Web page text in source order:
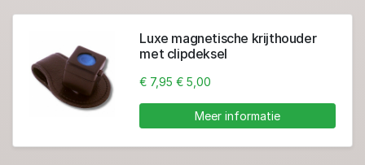
Luxe magnetische krijthouder
met clipdeksel
€ 7,95 € 5,00
Meer informatie